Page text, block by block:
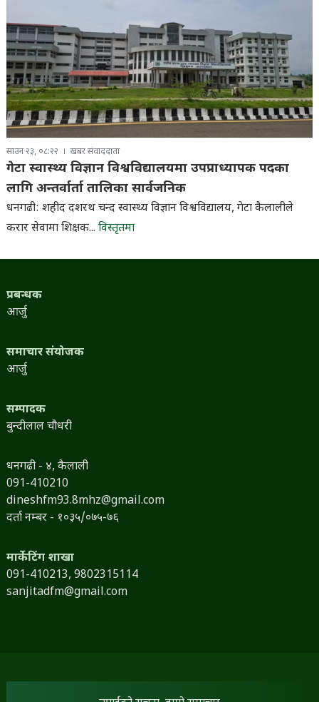
साउन २३, ०८:२२ खबर संवाददाता
गेटा स्वास्थ्य विज्ञान विश्वविद्यालयमा उपप्राध्यापक पदका
लागि अन्तर्वार्ता तालिका सार्वजनिक
धनगढी: शहीद दशरथ चन्द स्वास्थ्य विज्ञान विश्वविद्यालय, गेटा कैलालीले
करार सेवामा शिक्षक... विस्तृतमा
प्रबन्धक
आर्जु
समाचार संयोजक
आर्जु
सम्पादक
बुन्दीलाल चौधरी
धनगढी - ४, कैलाली
091-410210
dineshfm93.8mhz@gmail.com
दर्ता नम्बर - १०३५/०७५-७६
मार्केटिंग शाखा
091-410213, 9802315114
sanjitadfm@gmail.com